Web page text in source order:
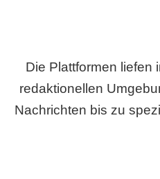
Die Plattformen liefen
redaktionellen
Nachrichten bis zu